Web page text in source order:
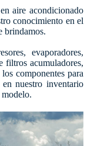
aire acondicionado
conocimiento en el
brindamos.
evaporadores,
filtros acumuladores,
componentes para
nuestro inventario
modelo.